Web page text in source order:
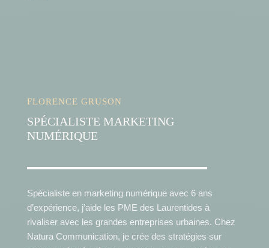
FLORENCE GRUSON
SPÉCIALISTE MARKETING
NUMÉRIQUE
Spécialiste en marketing numérique avec 6 ans
d’expérience, j’aide les PME des Laurentides à
rivaliser avec les grandes entreprises urbaines. Chez
Natura Communication, je crée des stratégies sur